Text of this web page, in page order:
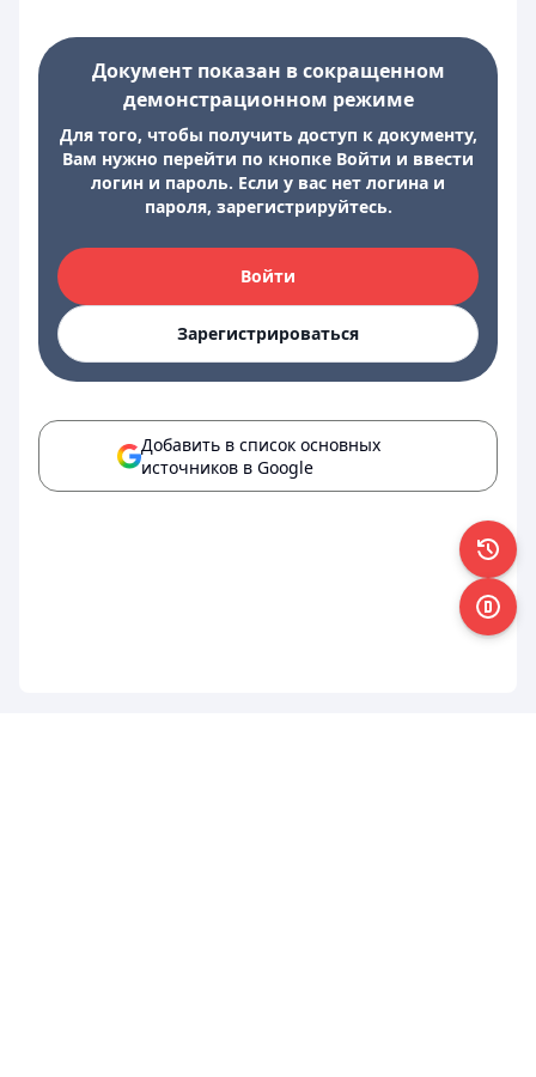
Документ показан в сокращенном
демонстрационном режиме
Для того, чтобы получить доступ к документу,
Вам нужно перейти по кнопке Войти и ввести
логин и пароль. Если у вас нет логина и
пароля, зарегистрируйтесь.
Войти
Зарегистрироваться
Добавить в список основных
источников в Google